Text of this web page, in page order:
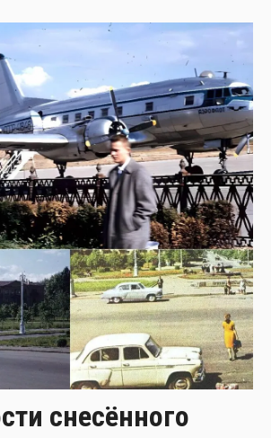
снесённого